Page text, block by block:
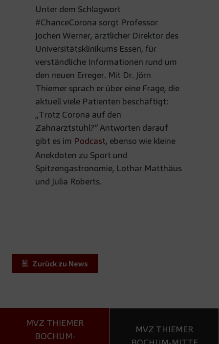
Unter dem Schlagwort
#ChanceCorona sorgt Professor
Jochen Werner, ärztlicher Direktor des
Universitätsklinikums Essen, für
verständliche Informationen rund um
den neuen Erreger. Mit Dr. Jörn
Thiemer sprach er über eine Frage, die
aktuell viele Patienten beschäftigt:
„Trotz Corona auf den
Zahnarztstuhl?“ Antworten darauf
gibt es im Podcast, ebenso wie kleine
Anekdoten zu Sport und
Spitzengastronomie, Lothar Matthäus
und Julia Roberts.
Zurück zu News
MVZ THIEMER
BOCHUM-
MVZ THIEMER